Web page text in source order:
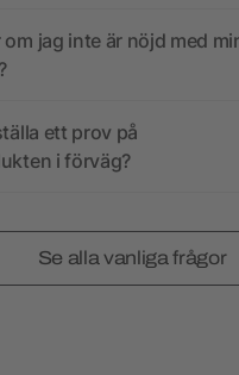
om jag inte är nöjd med
ett prov på
i förväg?
Se alla vanliga frågor